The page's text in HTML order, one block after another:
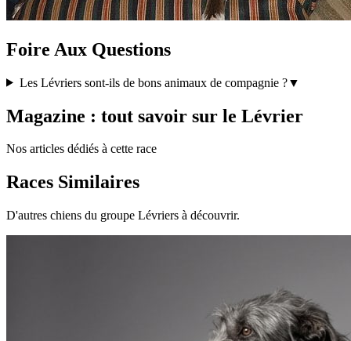
Foire Aux Questions
Les Lévriers sont-ils de bons animaux de compagnie ?▼
Magazine : tout savoir sur le Lévrier
Nos articles dédiés à cette race
Races Similaires
D'autres chiens du groupe Lévriers à découvrir.